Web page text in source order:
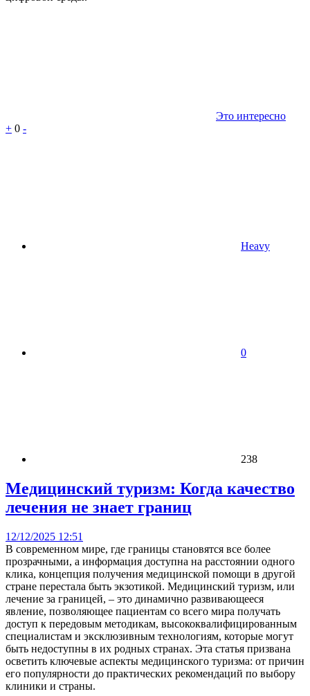
Это интересно
+ 0 -
Heavy
0
238
Медицинский туризм: Когда качество
лечения не знает границ
12/12/2025 12:51
В современном мире, где границы становятся все более
прозрачными, а информация доступна на расстоянии одного
клика, концепция получения медицинской помощи в другой
стране перестала быть экзотикой. Медицинский туризм, или
лечение за границей, – это динамично развивающееся
явление, позволяющее пациентам со всего мира получать
доступ к передовым методикам, высококвалифицированным
специалистам и эксклюзивным технологиям, которые могут
быть недоступны в их родных странах. Эта статья призвана
осветить ключевые аспекты медицинского туризма: от причин
его популярности до практических рекомендаций по выбору
клиники и страны.